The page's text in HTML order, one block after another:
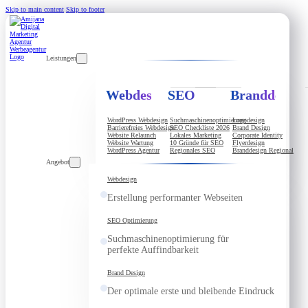
Skip to main content Skip to footer
Leistungen
Webdesign
WordPress Webdesign
Barrierefreies Webdesign
Website Relaunch
Website Wartung
WordPress Agentur
SEO
Suchmaschinenoptimierung
SEO Checkliste 2026
Lokales Marketing
10 Gründe für SEO
Regionales SEO
Branddesign
Logodesign
Brand Design
Corporate Identity
Flyerdesign
Branddesign Regional
Angebot
Webdesign
Erstellung performanter Webseiten
SEO Optimierung
Suchmaschinenoptimierung für
perfekte Auffindbarkeit
Brand Design
Der optimale erste und bleibende Eindruck